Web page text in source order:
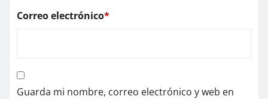
Correo electrónico*
Guarda mi nombre, correo electrónico y web en